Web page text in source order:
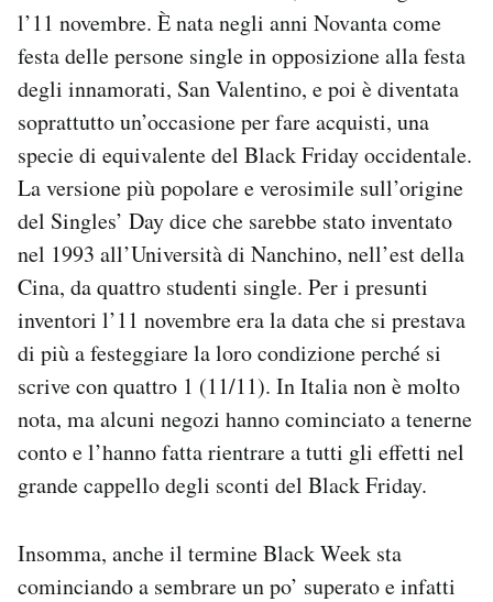
l’11 novembre. È nata negli anni Novanta come
festa delle persone single in opposizione alla festa
degli innamorati, San Valentino, e poi è diventata
soprattutto un’occasione per fare acquisti, una
specie di equivalente del Black Friday occidentale.
La versione più popolare e verosimile sull’origine
del Singles’ Day dice che sarebbe stato inventato
nel 1993 all’Università di Nanchino, nell’est della
Cina, da quattro studenti single. Per i presunti
inventori l’11 novembre era la data che si prestava
di più a festeggiare la loro condizione perché si
scrive con quattro 1 (11/11). In Italia non è molto
nota, ma alcuni negozi hanno cominciato a tenerne
conto e l’hanno fatta rientrare a tutti gli effetti nel
grande cappello degli sconti del Black Friday.
Insomma, anche il termine Black Week sta
cominciando a sembrare un po’ superato e infatti